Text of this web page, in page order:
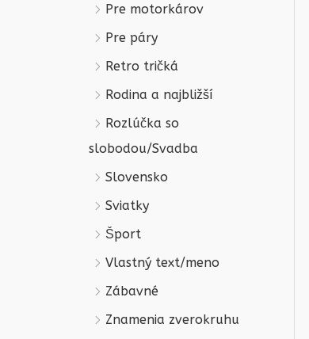
Pre motorkárov
Pre páry
Retro tričká
Rodina a najbližší
Rozlúčka so
slobodou/Svadba
Slovensko
Sviatky
Šport
Vlastný text/meno
Zábavné
Znamenia zverokruhu